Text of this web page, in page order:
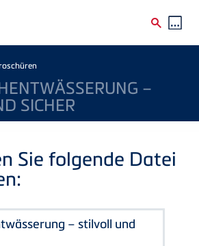
–
SICHER
Sie folgende Datei
– stilvoll und